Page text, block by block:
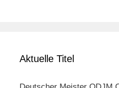
Aktuelle Titel